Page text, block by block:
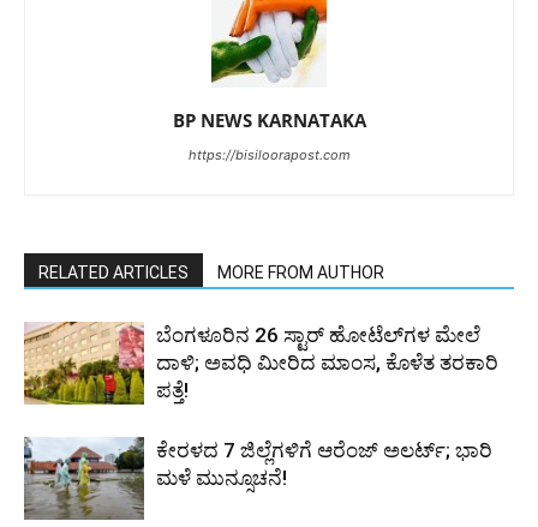
BP NEWS KARNATAKA
https://bisiloorapost.com
RELATED ARTICLES MORE FROM AUTHOR
ಬೆಂಗಳೂರಿನ 26 ಸ್ಟಾರ್‌ ಹೋಟೆಲ್‌ಗಳ ಮೇಲೆ
ದಾಳಿ; ಅವಧಿ ಮೀರಿದ ಮಾಂಸ, ಕೊಳೆತ ತರಕಾರಿ
ಪತ್ತೆ!
ಕೇರಳದ 7 ಜಿಲ್ಲೆಗಳಿಗೆ ಆರೆಂಜ್ ಅಲರ್ಟ್; ಭಾರಿ
ಮಳೆ ಮುನ್ಸೂಚನೆ!